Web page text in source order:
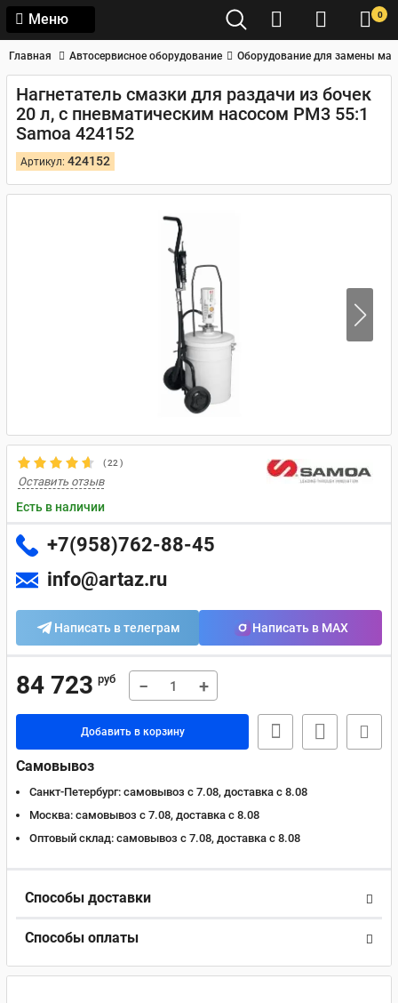
Меню 0
Главная Автосервисное оборудование Оборудование для замены
Нагнетатель смазки для раздачи из бочек
20 л, с пневматическим насосом PM3 55:1
Samoa 424152
Артикул: 424152
(22 )
Оставить отзыв
Есть в наличии
+7(958)762-88-45
info@artaz.ru
Написать в телеграм Написать в MAX
84 723 руб − +
Добавить в корзину
Самовывоз
Санкт-Петербург: самовывоз с 7.08, доставка c 8.08
Москва: самовывоз с 7.08, доставка c 8.08
Оптовый склад: самовывоз с 7.08, доставка c 8.08
Способы доставки
Способы оплаты